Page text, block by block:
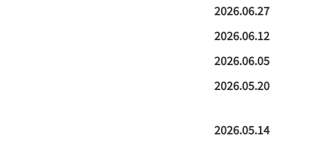
2026.06.27
2026.06.12
2026.06.05
2026.05.20
2026.05.14